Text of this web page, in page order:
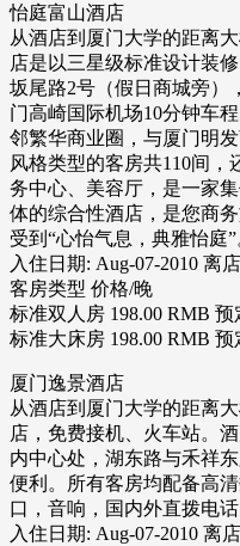
怡庭富山酒店
从酒店到厦门大学的距离
店是以三星级标准设计装
坂尾路2号（假日商城旁）
门高崎国际机场10分钟车
邻繁华商业圈，与厦门明
风格类型的客房共110间
务中心、美容厅，是一家
体的综合性酒店，是您商
受到“心怡气息，典雅怡庭”
入住日期: Aug-07-2010 离
客房类型 价格/晚
标准双人房 198.00 RMB 预
标准大床房 198.00 RMB 预
厦门逸景酒店
从酒店到厦门大学的距离
店，免费接机、火车站。
内中心处，湖东路与禾祥
便利。所有客房均配备高
口，音响，国内外直拨电话
入住日期: Aug-07-2010 离